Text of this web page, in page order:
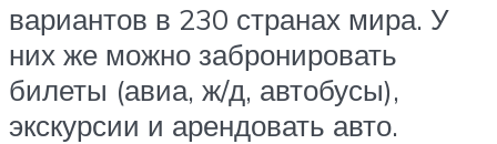
вариантов в 230 странах мира. У
них же можно забронировать
билеты (авиа, ж/д, автобусы),
экскурсии и арендовать авто.